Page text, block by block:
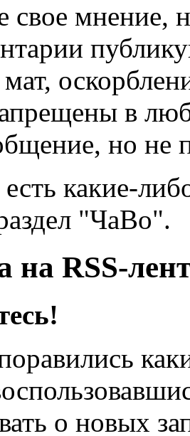
свое мнение,
в
но не
есть какие-
"ЧаВо".
на RSS-
о новых